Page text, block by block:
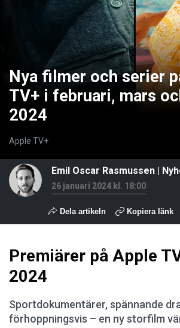
Nya filmer och serier
TV+ i februari, mars
2024
Apple TV+
Emil Oscar Rasmussen |
26 januari 2024 kl. 18:00
Dela artikeln Kopiera länk
Premiärer på Apple
2024
Sportdokumentärer, spännande
förhoppningsvis – en ny storfilm